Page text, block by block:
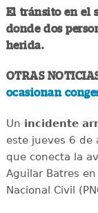
El tránsito en el
donde dos
herida.
OTRAS
ocasionan
Un incidente
este jueves 6 de
que conecta la
Aguilar Batres
Nacional Civil